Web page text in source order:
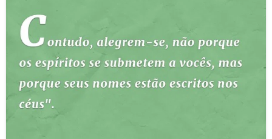
10 MANDAMENTOS
ESTUDOS BÍBLICOS
ESBOÇOS DE PREGAÇÃO
TEMAS